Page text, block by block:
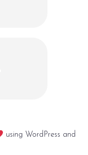
using WordPress and